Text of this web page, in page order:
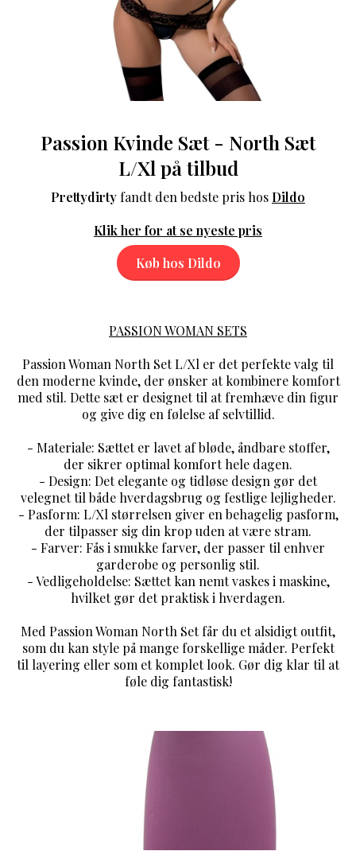
Passion Kvinde Sæt - North Sæt
L/Xl på tilbud
Prettydirty fandt den bedste pris hos Dildo
Klik her for at se nyeste pris
Køb hos Dildo
PASSION WOMAN SETS
Passion Woman North Set L/Xl er det perfekte valg til
den moderne kvinde, der ønsker at kombinere komfort
med stil. Dette sæt er designet til at fremhæve din figur
og give dig en følelse af selvtillid.
- Materiale: Sættet er lavet af bløde, åndbare stoffer,
der sikrer optimal komfort hele dagen.
- Design: Det elegante og tidløse design gør det
velegnet til både hverdagsbrug og festlige lejligheder.
- Pasform: L/Xl størrelsen giver en behagelig pasform,
der tilpasser sig din krop uden at være stram.
- Farver: Fås i smukke farver, der passer til enhver
garderobe og personlig stil.
- Vedligeholdelse: Sættet kan nemt vaskes i maskine,
hvilket gør det praktisk i hverdagen.
Med Passion Woman North Set får du et alsidigt outfit,
som du kan style på mange forskellige måder. Perfekt
til layering eller som et komplet look. Gør dig klar til at
føle dig fantastisk!